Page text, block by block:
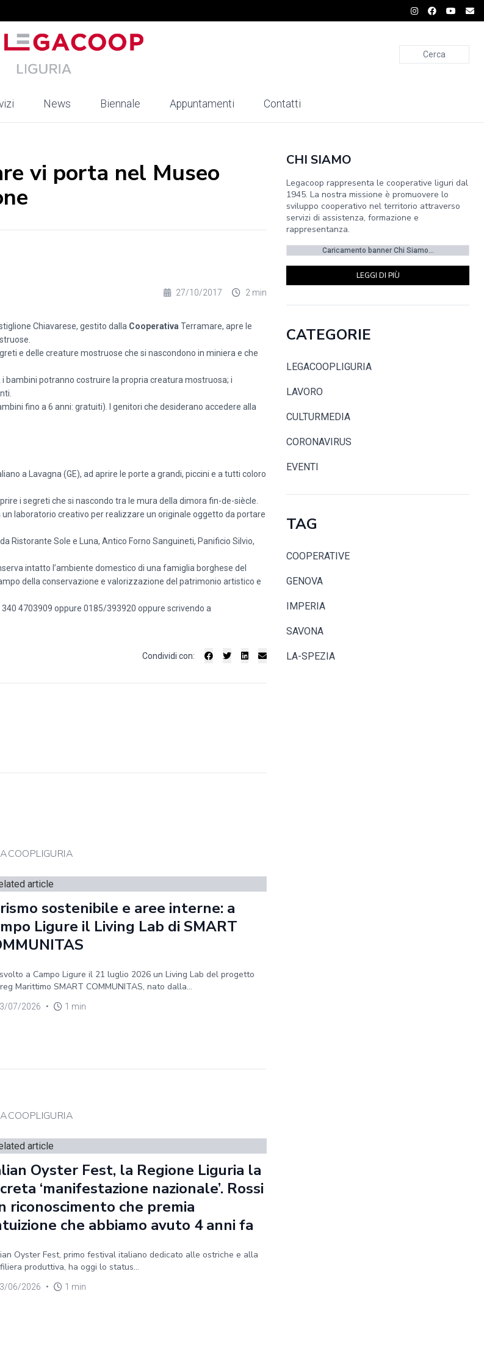
Cerca
News Biennale Appuntamenti Contatti
vi porta nel Museo
27/10/2017 2 min
Chiavarese, gestito dalla Cooperativa Terramare, apre le
e delle creature mostruose che si nascondono in miniera e che
bambini potranno costruire la propria creatura mostruosa; i
fino a 6 anni: gratuiti). I genitori che desiderano accedere alla
a Lavagna (GE), ad aprire le porte a grandi, piccini e a tutti coloro
i segreti che si nascondo tra le mura della dimora fin-de-siècle.
laboratorio creativo per realizzare un originale oggetto da portare
Sole e Luna, Antico Forno Sanguineti, Panificio Silvio,
intatto l’ambiente domestico di una famiglia borghese del
della conservazione e valorizzazione del patrimonio artistico e
4703909 oppure 0185/393920 oppure scrivendo a
Condividi con:
sostenibile e aree interne: a
Ligure il Living Lab di SMART
a Campo Ligure il 21 luglio 2026 un Living Lab del progetto
Marittimo SMART COMMUNITAS, nato dalla...
07/2026 • 1 min
Oyster Fest, la Regione Liguria la
‘manifestazione nazionale’. Rossi
riconoscimento che premia
che abbiamo avuto 4 anni fa
Oyster Fest, primo festival italiano dedicato alle ostriche e alla
produttiva, ha oggi lo status...
06/2026 • 1 min
CHI SIAMO
Legacoop rappresenta le cooperative liguri dal
1945. La nostra missione è promuovere lo
sviluppo cooperativo nel territorio attraverso
servizi di assistenza, formazione e
rappresentanza.
Caricamento banner Chi Siamo...
LEGGI DI PIÙ
CATEGORIE
LEGACOOPLIGURIA
LAVORO
CULTURMEDIA
CORONAVIRUS
EVENTI
TAG
COOPERATIVE
GENOVA
IMPERIA
SAVONA
LA-SPEZIA